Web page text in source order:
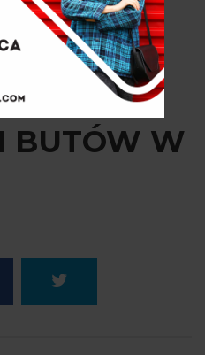
sieci?
BUTÓW W